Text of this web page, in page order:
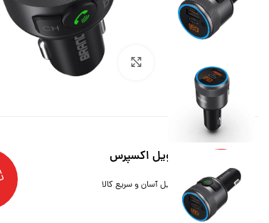
بزرگنمایی تصویر
تحویل اکسپرس
تحویل آسان و سریع کالا